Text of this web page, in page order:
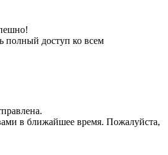
полный доступ ко всем
в ближайшее время. Пожалуйста,